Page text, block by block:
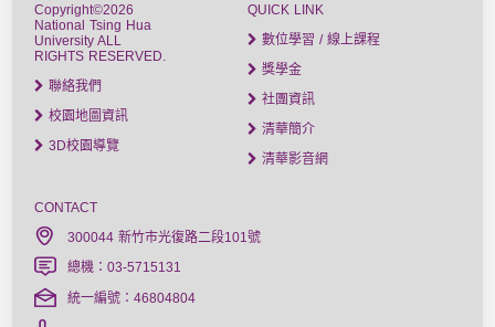
Copyright©2026
National Tsing Hua
University ALL
RIGHTS RESERVED.
聯絡我們
校園地圖資訊
3D校園導覽
QUICK LINK
數位學習 / 線上課程
獎學金
社團資訊
清華簡介
清華影音網
CONTACT
300044 新竹市光復路二段101號
總機：03-5715131
統一編號：46804804